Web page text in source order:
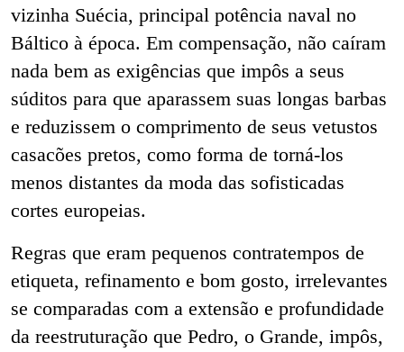
vizinha Suécia, principal potência naval no
Báltico à época. Em compensação, não caíram
nada bem as exigências que impôs a seus
súditos para que aparassem suas longas barbas
e reduzissem o comprimento de seus vetustos
casacões pretos, como forma de torná-los
menos distantes da moda das sofisticadas
cortes europeias.
Regras que eram pequenos contratempos de
etiqueta, refinamento e bom gosto, irrelevantes
se comparadas com a extensão e profundidade
da reestruturação que Pedro, o Grande, impôs,